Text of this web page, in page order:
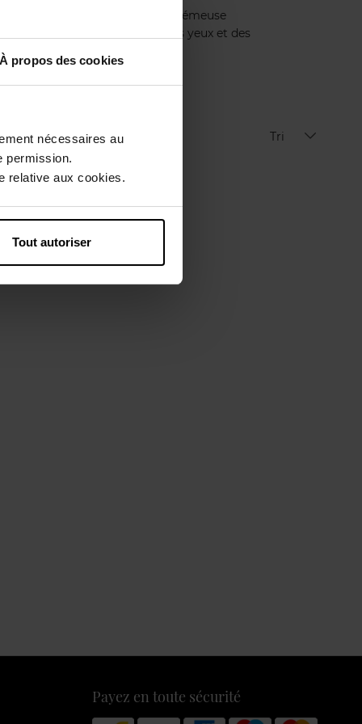
À propos des cookies
nécessaires au
permission.
relative aux cookies.
Tout autoriser
car vous aimez leur texture crémeuse
s'adapter aux contours des yeux et des
à petits prix.
Tri
Payez en toute sécurité